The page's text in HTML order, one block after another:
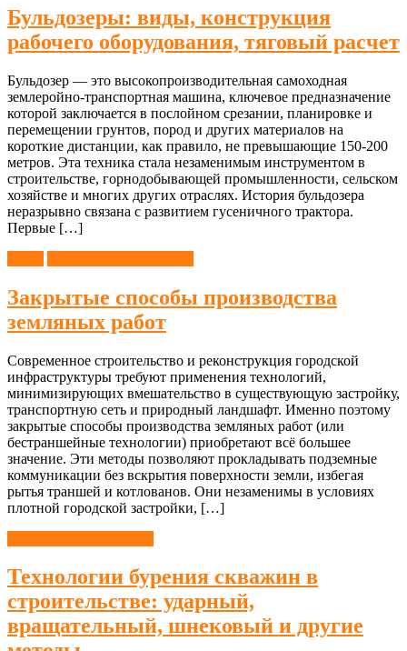
Бульдозеры: виды, конструкция
рабочего оборудования, тяговый расчет
Бульдозер — это высокопроизводительная самоходная
землеройно-транспортная машина, ключевое предназначение
которой заключается в послойном срезании, планировке и
перемещении грунтов, пород и других материалов на
короткие дистанции, как правило, не превышающие 150-200
метров. Эта техника стала незаменимым инструментом в
строительстве, горнодобывающей промышленности, сельском
хозяйстве и многих других отраслях. История бульдозера
неразрывно связана с развитием гусеничного трактора.
Первые […]
Закрытые способы производства
земляных работ
Современное строительство и реконструкция городской
инфраструктуры требуют применения технологий,
минимизирующих вмешательство в существующую застройку,
транспортную сеть и природный ландшафт. Именно поэтому
закрытые способы производства земляных работ (или
бестраншейные технологии) приобретают всё большее
значение. Эти методы позволяют прокладывать подземные
коммуникации без вскрытия поверхности земли, избегая
рытья траншей и котлованов. Они незаменимы в условиях
плотной городской застройки, […]
Технологии бурения скважин в
строительстве: ударный,
вращательный, шнековый и другие